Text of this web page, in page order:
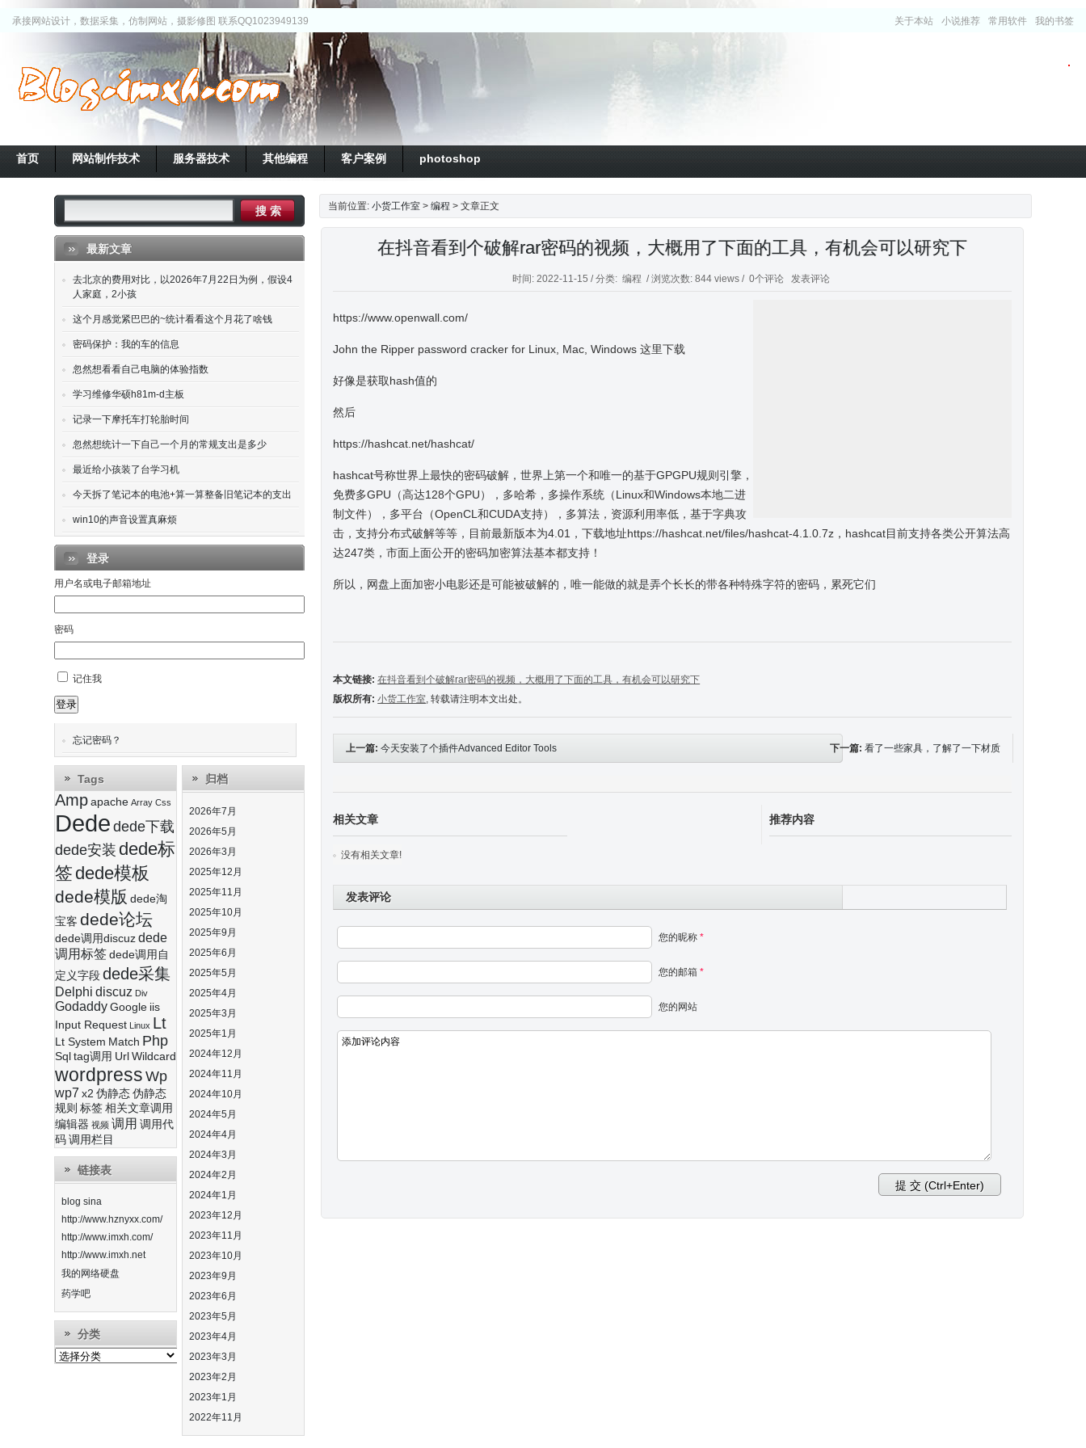
承接网站设计，数据采集，仿制网站，摄影修图 联系QQ1023949139 关于本站 小说推荐 常用软件 我的书签
首页 网站制作技术 服务器技术 其他编程 客户案例 photoshop
当前位置:小货工作室 >编程 > 文章正文
在抖音看到个破解rar密码的视频，大概用了下面的工具，有机会可以研究下
时间: 2022-11-15 / 分类: 编程 / 浏览次数: 844 views / 0个评论 发表评论
https://www.openwall.com/
John the Ripper password cracker for Linux, Mac, Windows 这里下载
好像是获取hash值的
然后
https://hashcat.net/hashcat/
hashcat号称世界上最快的密码破解，世界上第一个和唯一的基于GPGPU规则引擎，
免费多GPU（高达128个GPU），多哈希，多操作系统（Linux和Windows本地二进
制文件），多平台（OpenCL和CUDA支持），多算法，资源利用率低，基于字典攻
击，支持分布式破解等等，目前最新版本为4.01，下载地址https://hashcat.net/files/hashcat-4.1.0.7z，hashcat目前支持各类公开算法高
达247类，市面上面公开的密码加密算法基本都支持！
所以，网盘上面加密小电影还是可能被破解的，唯一能做的就是弄个长长的带各种特殊字符的密码，累死它们
本文链接: 在抖音看到个破解rar密码的视频，大概用了下面的工具，有机会可以研究下
版权所有: 小货工作室, 转载请注明本文出处。
上一篇:今天安装了个插件Advanced Editor Tools 下一篇:看了一些家具，了解了一下材质
相关文章
没有相关文章!
推荐内容
发表评论
您的昵称*
您的邮箱*
您的网站
最新文章
去北京的费用对比，以2026年7月22日为例，假设4
人家庭，2小孩
这个月感觉紧巴巴的~统计看看这个月花了啥钱
密码保护：我的车的信息
忽然想看看自己电脑的体验指数
学习维修华硕h81m-d主板
记录一下摩托车打轮胎时间
忽然想统计一下自己一个月的常规支出是多少
最近给小孩装了台学习机
今天拆了笔记本的电池+算一算整备旧笔记本的支出
win10的声音设置真麻烦
登录
用户名或电子邮箱地址
密码
记住我
登录
忘记密码？
Tags
Amp apache Array Css
Dede dede下载
dede安装 dede标
签 dede模板
dede模版 dede淘
宝客 dede论坛
dede调用discuz dede
调用标签 dede调用自
定义字段 dede采集
Delphi discuz Div
Godaddy Google iis
Input Request Linux Lt
Lt System Match Php
Sql tag调用 Url Wildcard
wordpress Wp
wp7 x2 伪静态 伪静态
规则 标签 相关文章调用
编辑器 视频 调用 调用代
码 调用栏目
链接表
blog sina
http://www.hznyxx.com/
http://www.imxh.com/
http://www.imxh.net
我的网络硬盘
药学吧
分类
分
类
归档
2026年7月
2026年5月
2026年3月
2025年12月
2025年11月
2025年10月
2025年9月
2025年6月
2025年5月
2025年4月
2025年3月
2025年1月
2024年12月
2024年11月
2024年10月
2024年5月
2024年4月
2024年3月
2024年2月
2024年1月
2023年12月
2023年11月
2023年10月
2023年9月
2023年6月
2023年5月
2023年4月
2023年3月
2023年2月
2023年1月
2022年11月